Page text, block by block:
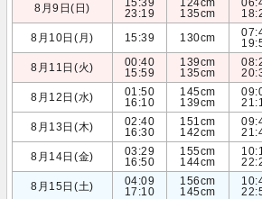
8月9日(日)
23:19
135cm
8月10日(月) 15:39 130cm
8月11日(火)
00:40
15:59
139cm
135cm
8月12日(水)
01:50
16:10
145cm
139cm
8月13日(木)
02:40
16:30
151cm
142cm
8月14日(金)
03:29
16:50
155cm
144cm
8月15日(土)
04:09
17:10
156cm
145cm